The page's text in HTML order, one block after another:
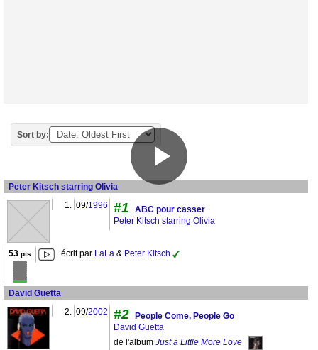
Sort by:
Peter Kitsch starring Olivia
1. 09/1996 #1
ABC pour casser
Peter Kitsch starring Olivia
53 pts écrit par LaLa & Peter Kitsch
David Guetta
2. 09/2002 #2
People Come, People Go
David Guetta
de l'album Just a Little More Love